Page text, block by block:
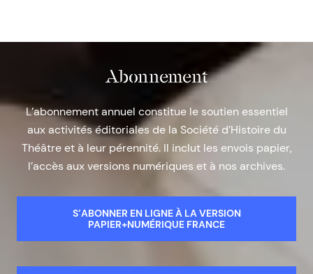
Abonnement
L’abonnement annuel constitue le soutien essentiel
aux activités éditoriales de la Société d’Histoire du
Théâtre et à leur pérennité. Il inclut les envois papier,
l’accès aux versions numériques et à nos archives.
S’ABONNER EN LIGNE À LA VERSION
PAPIER+NUMÉRIQUE FRANCE